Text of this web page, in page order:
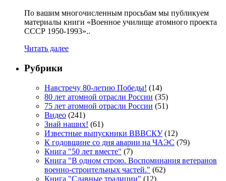
По вашим многочисленным просьбам мы публикуем
материалы книги «Военное училище атомного проекта
СССР 1950-1993»..
Читать далее
Рубрики
Навстречу 80-летию Победы! (14)
80 лет атомной отрасли России (35)
75 лет атомной отрасли России (51)
Видео (241)
Знай наших! (61)
Известные выпускники ВВВСКУ(12)
К годовщине со дня аварии на ЧАЭС (79)
Книга "50 лет вместе" (7)
Книга "В одном строю. Воспоминания ветеранов
военно-строительных частей." (62)
Книга "Славные традиции" (12)